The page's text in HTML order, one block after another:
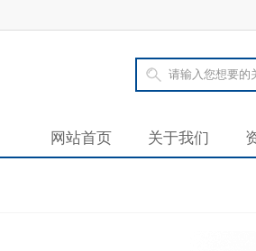
网站首页 关于我们